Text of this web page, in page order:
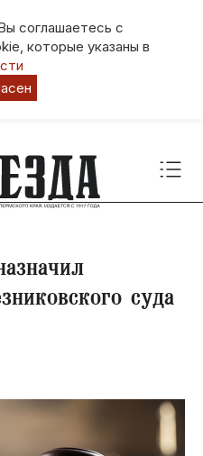
соглашаетесь с
которые указаны в
суда